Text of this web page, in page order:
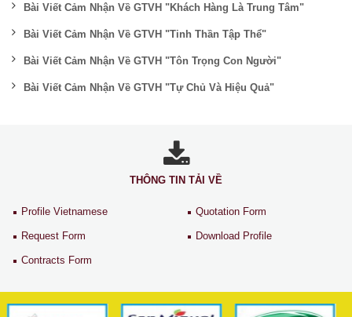
Bài Viết Cảm Nhận Về GTVH "Khách Hàng Là Trung Tâm"
Bài Viết Cảm Nhận Về GTVH "Tinh Thần Tập Thể"
Bài Viết Cảm Nhận Về GTVH "Tôn Trọng Con Người"
Bài Viết Cảm Nhận Về GTVH "Tự Chủ Và Hiệu Quả"
THÔNG TIN TẢI VỀ
Profile Vietnamese Quotation Form
Request Form Download Profile
Contracts Form